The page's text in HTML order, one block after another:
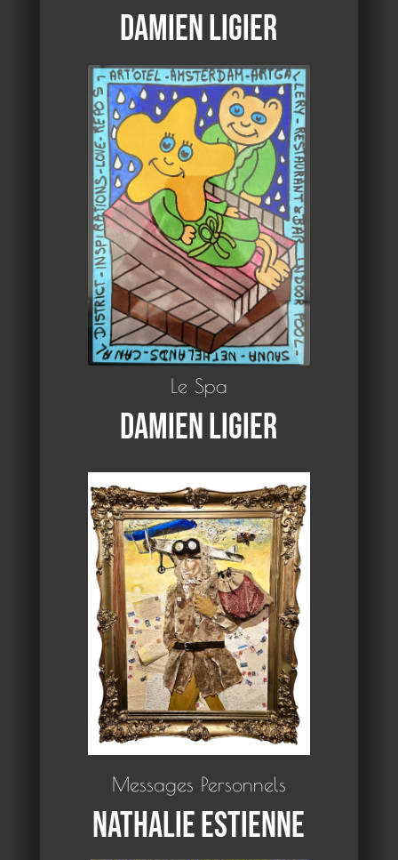
Damien Ligier
Le Spa
Damien Ligier
Messages Personnels
Nathalie Estienne